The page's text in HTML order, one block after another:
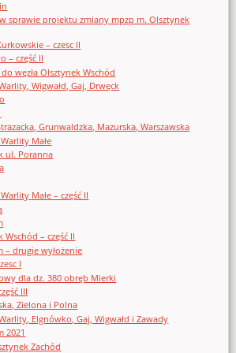
sprawie projektu zmiany mpzp m. Olsztynek
– czesc II
– część II
węzła Olsztynek Wschód
Wigwałd, Gaj, Drwęck
Grunwaldzka, Mazurska, Warszawska
Małe
ul. Poranna
Małe – część II
Wschód – część II
– drugie wyłożenie
I
dla dz. 380 obręb Mierki
III
Zielona i Polna
Elgnówko, Gaj, Wigwałd i Zawady
2021
Zachód